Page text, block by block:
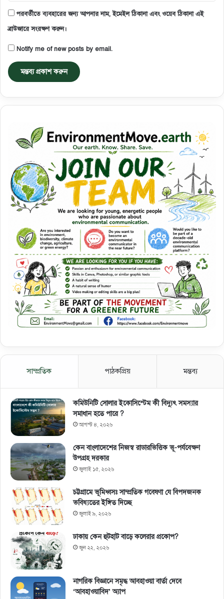
পরবর্তীতে ব্যবহারের জন্য আপনার নাম, ইমেইল ঠিকানা এবং ওয়েব ঠিকানা এই
ব্রাউজারে সংরক্ষণ করুন।
Notify me of new posts by email.
সাম্প্রতিক পাঠকপ্রিয় মন্তব্য
কমিউনিটি সোলার ইকোসিস্টেম কী বিদ্যুৎ সমস্যার
সমাধান হতে পারে ?
আগস্ট ৪, ২০২৬
কেন বাংলাদেশের নিজস্ব রাডারভিত্তিক ভূ-পর্যবেক্ষণ
উপগ্রহ দরকার
জুলাই ১৫, ২০২৬
চট্টগ্রামে ভূমিধ্বসঃ সাম্প্রতিক গবেষণা যে বিপদজনক
ভবিষ্যতের ইঙ্গিত দিচ্ছে
জুলাই ৯, ২০২৬
ঢাকায় কেন হুটহাট বাড়ে কলেরার প্রকোপ?
জুন ২২, ২০২৬
নাগরিক বিজ্ঞানে সমৃদ্ধ আবহাওয়া বার্তা দেবে
‘আবহাওয়াবিদ’ অ্যাপ